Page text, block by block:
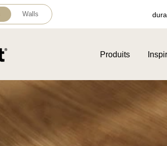
Walls
Produits